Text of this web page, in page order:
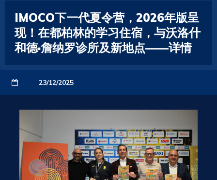
IMOCO下一代夏令营，2026年版呈
现！在都柏林的学习住宿，与沃洛什
和德·詹纳罗诊所及新地点——详情
23/12/2025